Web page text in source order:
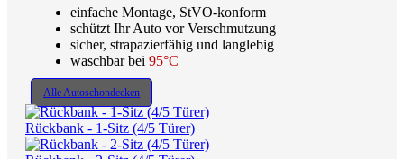
einfache Montage, StVO-konform
schützt Ihr Auto vor Verschmutzung
sicher, strapazierfähig und langlebig
waschbar bei 95°C
Alle Autoschondecken
Rückbank - 1-Sitz (4/5 Türer)